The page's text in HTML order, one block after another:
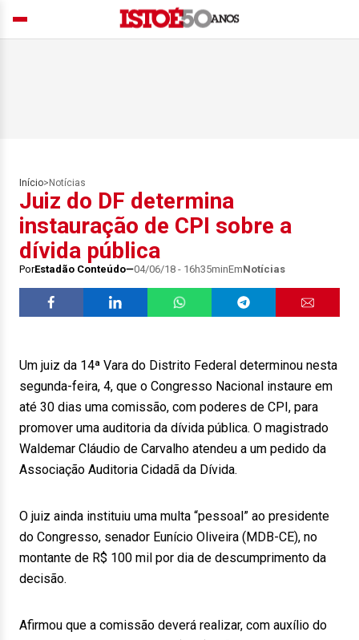
Início> Notícias
Juiz do DF determina
instauração de CPI sobre a
dívida pública
PorEstadão Conteúdo 04/06/18 - 16h35minEmNotícias
Um juiz da 14ª Vara do Distrito Federal determinou nesta
segunda-feira, 4, que o Congresso Nacional instaure em
até 30 dias uma comissão, com poderes de CPI, para
promover uma auditoria da dívida pública. O magistrado
Waldemar Cláudio de Carvalho atendeu a um pedido da
Associação Auditoria Cidadã da Dívida.
O juiz ainda instituiu uma multa “pessoal” ao presidente
do Congresso, senador Eunício Oliveira (MDB-CE), no
montante de R$ 100 mil por dia de descumprimento da
decisão.
Afirmou que a comissão deverá realizar, com auxílio do